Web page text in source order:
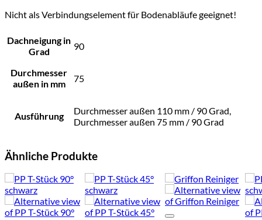
Nicht als Verbindungselement für Bodenabläufe geeignet!
Dachneigung in
Grad
90
Durchmesser
außen in mm
75
Ausführung
Durchmesser außen 110 mm / 90 Grad,
Durchmesser außen 75 mm / 90 Grad
Ähnliche Produkte